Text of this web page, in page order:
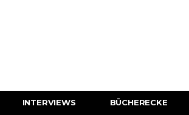
INTERVIEWS BÜCHERECKE